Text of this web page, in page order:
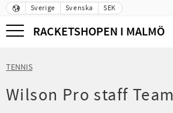
Meny
Sverige Svenska SEK
RACKETSHOPEN I MALMÖ
TENNIS
Wilson Pro staff Team